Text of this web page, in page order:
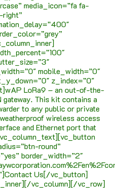
media_icon=”fa fa-
right”
mobile_width=”0″
z_index=”0″
LoRa9 – an out-of-the-
This kit contains a
to any public or private
wireless access
and Ethernet port that
round”
border_width=”2″
Us[/vc_button]
vc_column][/vc_row]